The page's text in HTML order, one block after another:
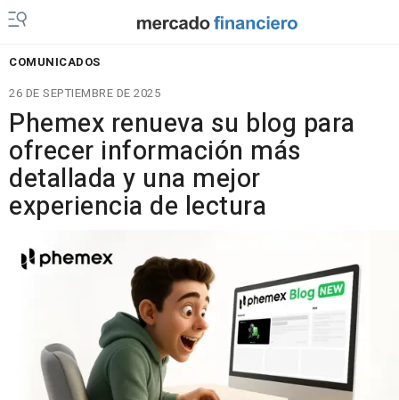
COMUNICADOS
26 DE SEPTIEMBRE DE 2025
Phemex renueva su blog para
ofrecer información más
detallada y una mejor
experiencia de lectura